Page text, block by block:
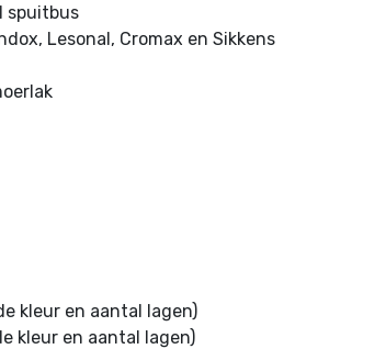
spuitbus
Lesonal, Cromax en Sikkens
kleur en aantal lagen)
kleur en aantal lagen)